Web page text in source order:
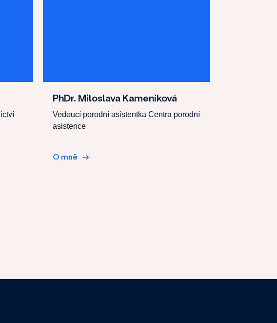
PhDr. Miloslava Kameníková
Vedoucí porodní asistentka Centra porodní
asistence
O mně →